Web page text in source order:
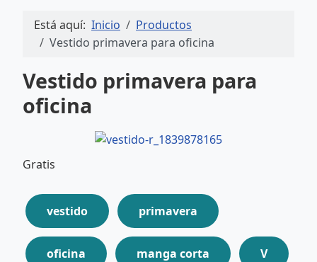
Está aquí: Inicio
Productos
Vestido primavera para oficina
Vestido primavera para
oficina
Gratis
vestido primavera
oficina manga corta V